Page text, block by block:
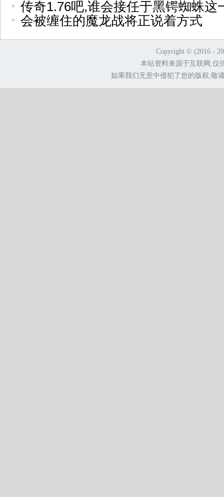
传奇1.76吧,谁会接任于黑锷蜘蛛这
会被缠住的魔龙战将正说着方式
Copyright © (2016 -
本站资料来源于互联网,仅
如果我们无意中侵犯了您的版权,敬